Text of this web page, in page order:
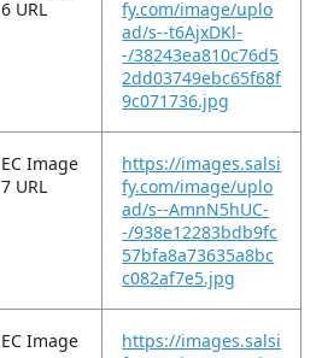
6 URL
fy.com/image/uplo
ad/s--t6AjxDKl-
-/38243ea810c76d5
2dd03749ebc65f68f
9c071736.jpg
EC Image
7 URL
https://images.salsi
fy.com/image/uplo
ad/s--AmnN5hUC-
-/938e12283bdb9fc
57bfa8a73635a8bc
c082af7e5.jpg
EC Image
https://images.salsi